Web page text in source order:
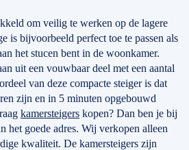
om veilig te werken op de lagere
is bijvoorbeeld perfect toe te passen als
het stucen bent in de woonkamer.
uit een vouwbaar deel met een aantal
van deze compacte steiger is dat
zijn en in 5 minuten opgebouwd
kamersteigers kopen? Dan ben je bij
het goede adres. Wij verkopen alleen
kwaliteit. De kamersteigers zijn